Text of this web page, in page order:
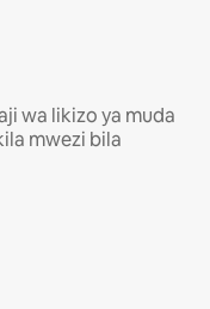
wa likizo ya muda
mwezi bila